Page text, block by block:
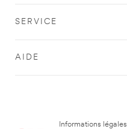
SERVICE
AIDE
Informations légales